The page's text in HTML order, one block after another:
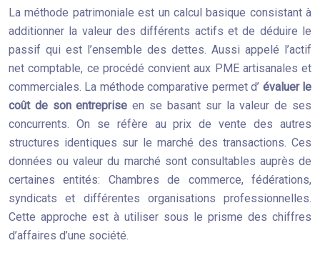
La méthode patrimoniale est un calcul basique consistant à
additionner la valeur des différents actifs et de déduire le
passif qui est l’ensemble des dettes. Aussi appelé l’actif
net comptable, ce procédé convient aux PME artisanales et
commerciales. La méthode comparative permet d’ évaluer le
coût de son entreprise en se basant sur la valeur de ses
concurrents. On se réfère au prix de vente des autres
structures identiques sur le marché des transactions. Ces
données ou valeur du marché sont consultables auprès de
certaines entités: Chambres de commerce, fédérations,
syndicats et différentes organisations professionnelles.
Cette approche est à utiliser sous le prisme des chiffres
d’affaires d’une société.